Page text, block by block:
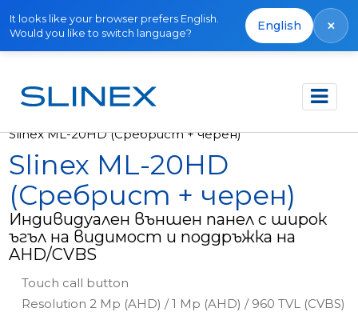
It looks like your browser prefers English.
Would you like to switch language?
English ×
Начало Продукти
Slinex ML-20HD (Сребрист + черен)
Slinex ML-20HD
(Сребрист + черен)
Индивидуален външен панел с широк
ъгъл на видимост и поддръжка на
AHD/CVBS
Touch call button
Resolution 2 Mp (AHD) / 1 Mp (AHD) / 960 TVL (CVBS)